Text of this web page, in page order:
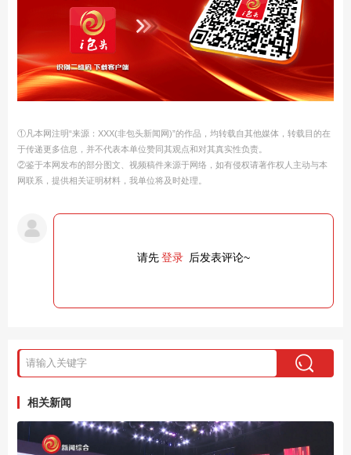
①凡本网注明“来源：XXX(非包头新闻网)”的作品，均转载自其他媒体，转载目的在
于传递更多信息，并不代表本单位赞同其观点和对其真实性负责。
②鉴于本网发布的部分图文、视频稿件来源于网络，如有侵权请著作权人主动与本
网联系，提供相关证明材料，我单位将及时处理。
请先登录 后发表评论~
相关新闻